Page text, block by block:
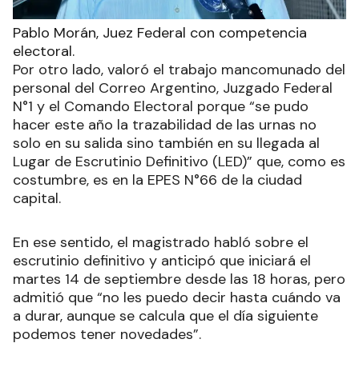
Pablo Morán, Juez Federal con competencia
electoral.
Por otro lado, valoró el trabajo mancomunado del
personal del Correo Argentino, Juzgado Federal
N°1 y el Comando Electoral porque “se pudo
hacer este año la trazabilidad de las urnas no
solo en su salida sino también en su llegada al
Lugar de Escrutinio Definitivo (LED)” que, como es
costumbre, es en la EPES N°66 de la ciudad
capital.
En ese sentido, el magistrado habló sobre el
escrutinio definitivo y anticipó que iniciará el
martes 14 de septiembre desde las 18 horas, pero
admitió que “no les puedo decir hasta cuándo va
a durar, aunque se calcula que el día siguiente
podemos tener novedades”.